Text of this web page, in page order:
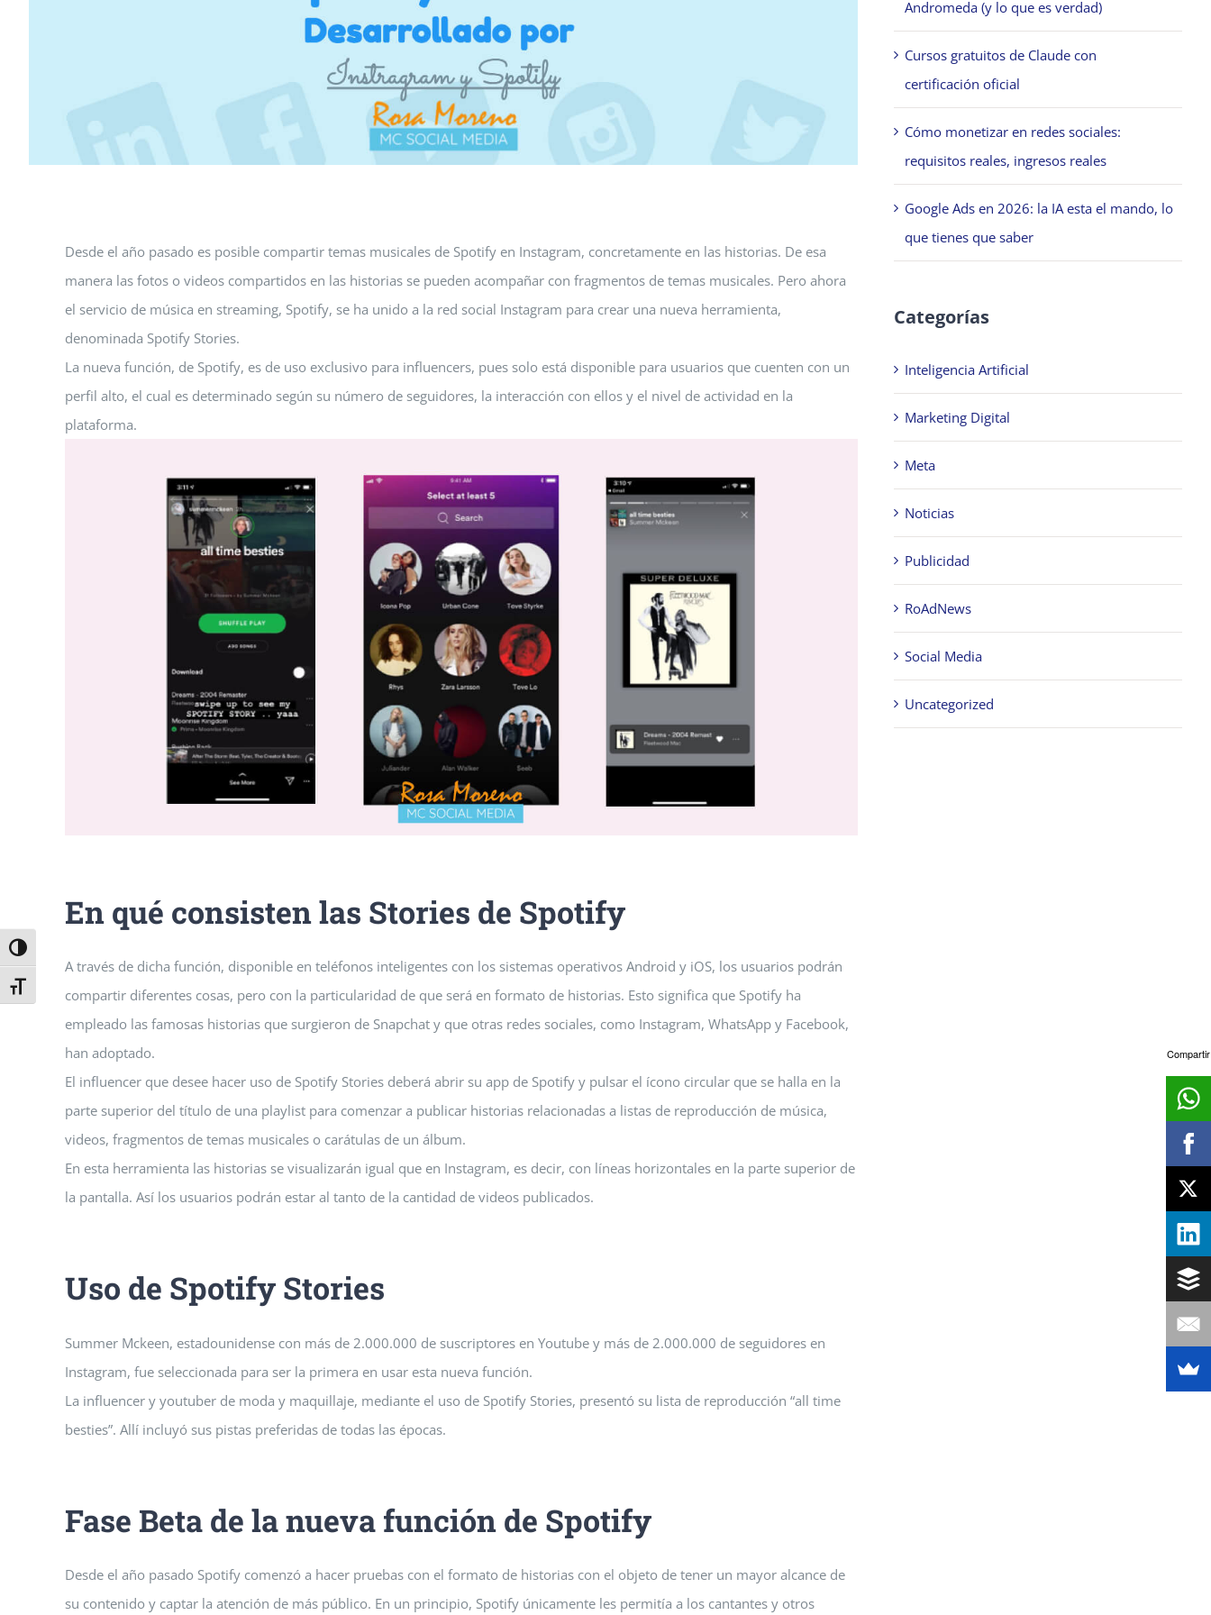
Alternar alto contraste
Alternar tamaño de letra
Desde el año pasado es posible compartir temas musicales de Spotify en Instagram, concretamente en las historias. De esa
manera las fotos o videos compartidos en las historias se pueden acompañar con fragmentos de temas musicales. Pero ahora
el servicio de música en streaming, Spotify, se ha unido a la red social Instagram para crear una nueva herramienta,
denominada Spotify Stories.
La nueva función, de Spotify, es de uso exclusivo para influencers, pues solo está disponible para usuarios que cuenten con un
perfil alto, el cual es determinado según su número de seguidores, la interacción con ellos y el nivel de actividad en la
plataforma.
En qué consisten las Stories de Spotify
A través de dicha función, disponible en teléfonos inteligentes con los sistemas operativos Android y iOS, los usuarios podrán
compartir diferentes cosas, pero con la particularidad de que será en formato de historias. Esto significa que Spotify ha
empleado las famosas historias que surgieron de Snapchat y que otras redes sociales, como Instagram, WhatsApp y Facebook,
han adoptado.
El influencer que desee hacer uso de Spotify Stories deberá abrir su app de Spotify y pulsar el ícono circular que se halla en la
parte superior del título de una playlist para comenzar a publicar historias relacionadas a listas de reproducción de música,
videos, fragmentos de temas musicales o carátulas de un álbum.
En esta herramienta las historias se visualizarán igual que en Instagram, es decir, con líneas horizontales en la parte superior de
la pantalla. Así los usuarios podrán estar al tanto de la cantidad de videos publicados.
Uso de Spotify Stories
Summer Mckeen, estadounidense con más de 2.000.000 de suscriptores en Youtube y más de 2.000.000 de seguidores en
Instagram, fue seleccionada para ser la primera en usar esta nueva función.
La influencer y youtuber de moda y maquillaje, mediante el uso de Spotify Stories, presentó su lista de reproducción “all time
besties”. Allí incluyó sus pistas preferidas de todas las épocas.
Fase Beta de la nueva función de Spotify
Desde el año pasado Spotify comenzó a hacer pruebas con el formato de historias con el objeto de tener un mayor alcance de
su contenido y captar la atención de más público. En un principio, Spotify únicamente les permitía a los cantantes y otros
Andromeda (y lo que es verdad)
Cursos gratuitos de Claude con
certificación oficial
Cómo monetizar en redes sociales:
requisitos reales, ingresos reales
Google Ads en 2026: la IA esta el mando, lo
que tienes que saber
Categorías
Inteligencia Artificial
Marketing Digital
Meta
Noticias
Publicidad
RoAdNews
Social Media
Uncategorized
Compartir